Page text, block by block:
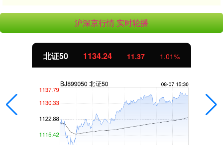
沪深京行情 实时轮播
北证50 1134.24 11.37 1.01%